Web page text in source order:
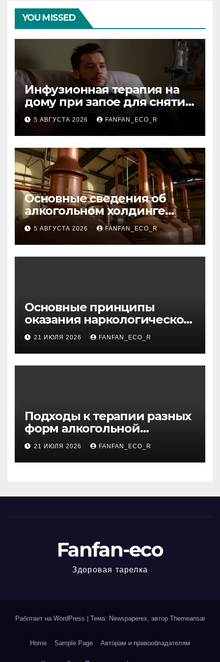
YOU MISSED
Инфузионная терапия на
дому при запое для снятия
интоксикации
5 АВГУСТА 2026 FANFAN_ECO_R
Основные сведения об
алкогольном холдинге
Узбекистана
5 АВГУСТА 2026 FANFAN_ECO_R
Основные принципы
оказания наркологической
помощи в условиях
стационара
21 ИЮЛЯ 2026 FANFAN_ECO_R
Подходы к терапии разных
форм алкогольной
зависимости: пивная,
виннная, хроническая,
мужская и женская
21 ИЮЛЯ 2026 FANFAN_ECO_R
Fanfan-eco
Здоровая тарелка
Работает на WordPress | Тема: Newspaperex, автор Themeansar
Home Sample Page Авторам и правообладателям